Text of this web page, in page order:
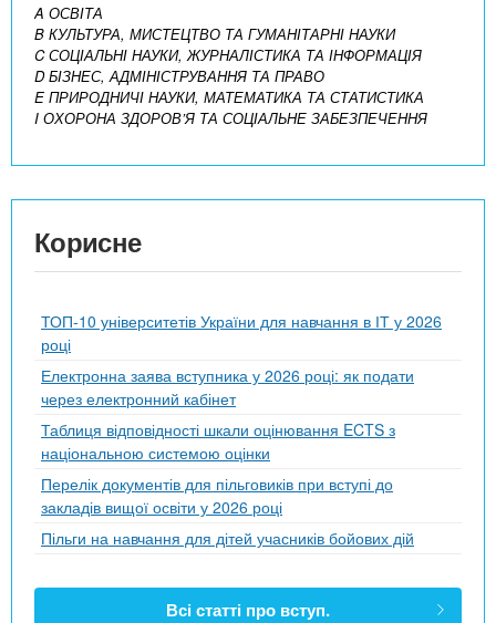
A ОСВІТА
B КУЛЬТУРА, МИСТЕЦТВО ТА ГУМАНІТАРНІ НАУКИ
C СОЦІАЛЬНІ НАУКИ, ЖУРНАЛІСТИКА ТА ІНФОРМАЦІЯ
D БІЗНЕС, АДМІНІСТРУВАННЯ ТА ПРАВО
E ПРИРОДНИЧІ НАУКИ, МАТЕМАТИКА ТА СТАТИСТИКА
I ОХОРОНА ЗДОРОВ’Я ТА СОЦІАЛЬНЕ ЗАБЕЗПЕЧЕННЯ
Корисне
ТОП-10 університетів України для навчання в ІТ у 2026
році
Електронна заява вступника у 2026 році: як подати
через електронний кабінет
Таблиця відповідності шкали оцінювання ECTS з
національною системою оцінки
Перелік документів для пільговиків при вступі до
закладів вищої освіти у 2026 році
Пільги на навчання для дітей учасників бойових дій
Всі статті про вступ.